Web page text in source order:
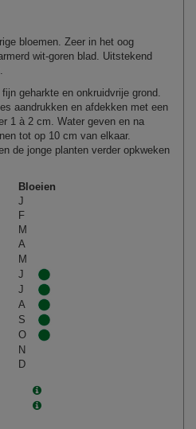
bloemen. Zeer in het oog
wit-goren blad. Uitstekend
geharkte en onkruidvrije grond.
aandrukken en afdekken met een
1 à 2 cm. Water geven en na
tot op 10 cm van elkaar.
de jonge planten verder opkweken
Bloeien
J
F
M
A
M
J
J
A
S
O
N
D